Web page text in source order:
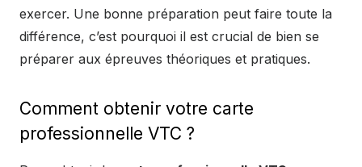
exercer. Une bonne préparation peut faire toute la
différence, c’est pourquoi il est crucial de bien se
préparer aux épreuves théoriques et pratiques.
Comment obtenir votre carte
professionnelle VTC ?